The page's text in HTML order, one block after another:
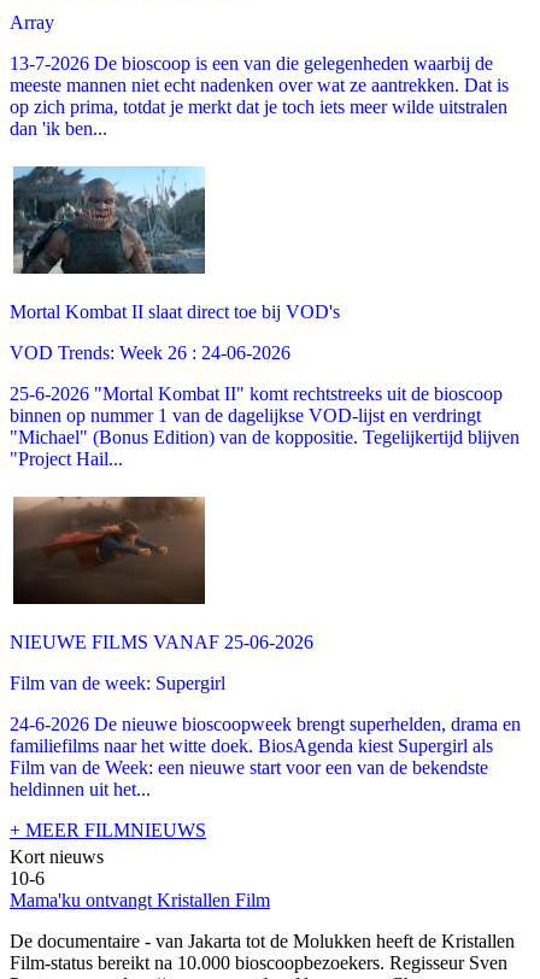
Array
13-7-2026 De bioscoop is een van die gelegenheden waarbij de
meeste mannen niet echt nadenken over wat ze aantrekken. Dat is
op zich prima, totdat je merkt dat je toch iets meer wilde uitstralen
dan 'ik ben...
Mortal Kombat II slaat direct toe bij VOD's
VOD Trends: Week 26 : 24-06-2026
25-6-2026 "Mortal Kombat II" komt rechtstreeks uit de bioscoop
binnen op nummer 1 van de dagelijkse VOD-lijst en verdringt
"Michael" (Bonus Edition) van de koppositie. Tegelijkertijd blijven
"Project Hail...
NIEUWE FILMS VANAF 25-06-2026
Film van de week: Supergirl
24-6-2026 De nieuwe bioscoopweek brengt superhelden, drama en
familiefilms naar het witte doek. BiosAgenda kiest Supergirl als
Film van de Week: een nieuwe start voor een van de bekendste
heldinnen uit het...
+ MEER FILMNIEUWS
Kort nieuws
10-6
Mama'ku ontvangt Kristallen Film
De documentaire - van Jakarta tot de Molukken heeft de Kristallen
Film-status bereikt na 10.000 bioscoopbezoekers. Regisseur Sven